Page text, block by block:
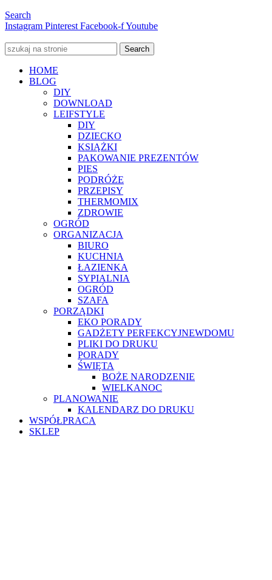
Search
Instagram Pinterest Facebook-fYoutube
Search
HOME
BLOG
DIY
DOWNLOAD
LEIFSTYLE
DIY
DZIECKO
KSIĄŻKI
PAKOWANIE PREZENTÓW
PIES
PODRÓŻE
PRZEPISY
THERMOMIX
ZDROWIE
OGRÓD
ORGANIZACJA
BIURO
KUCHNIA
ŁAZIENKA
SYPIALNIA
OGRÓD
SZAFA
PORZĄDKI
EKO PORADY
GADŻETY PERFEKCYJNEWDOMU
PLIKI DO DRUKU
PORADY
ŚWIĘTA
BOŻE NARODZENIE
WIELKANOC
PLANOWANIE
KALENDARZ DO DRUKU
WSPÓŁPRACA
SKLEP